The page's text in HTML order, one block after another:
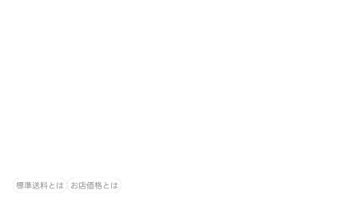
標準送料とは お店価格とは